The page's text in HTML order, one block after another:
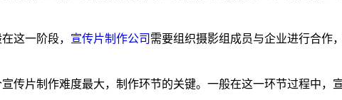
这一阶段， 宣传片制作公司 需要组织摄影组成员与企业进行合作
传片制作难度最大，制作环节的关键。一般在这一环节过程中，